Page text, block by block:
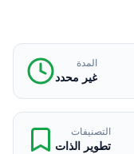
المدة
غير محدد
التصنيفات
تطوير الذات